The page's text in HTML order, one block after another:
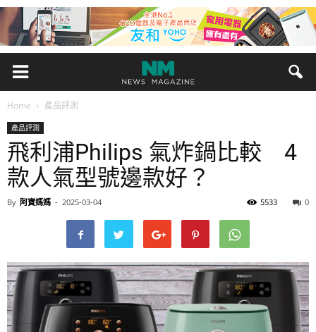
Home 產品評測
產品評測
飛利浦Philips 氣炸鍋比較 4
款人氣型號邊款好？
By 阿寶媽媽 - 2025-03-04 0
5533